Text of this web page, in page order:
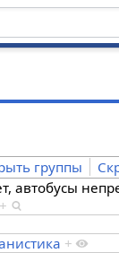
группы
автобусы
+
+